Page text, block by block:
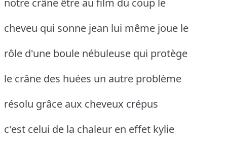
cheveu qui sonne jean lui même joue le
rôle d'une boule nébuleuse qui protège
le crâne des huées un autre problème
résolu grâce aux cheveux crépus
c'est celui de la chaleur en effet kylie